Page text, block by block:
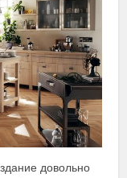
довольно